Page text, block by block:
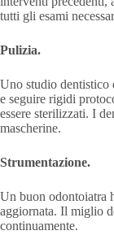
tutti gli esami
Pulizia.
Uno studio dentistico
e seguire rigidi
essere sterilizzati. I
mascherine.
Strumentazione.
Un buon odontoiatra
aggiornata. Il miglio
continuamente.